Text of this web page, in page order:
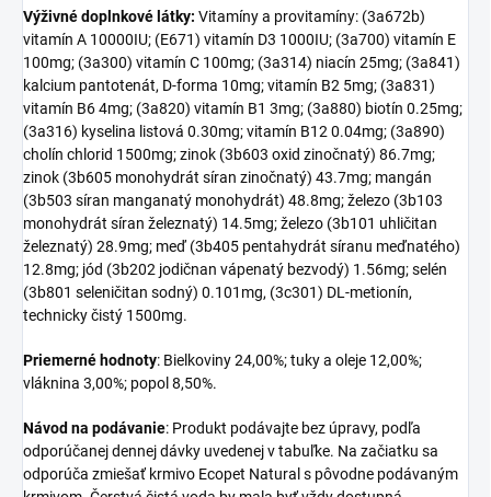
Výživné doplnkové látky: Vitamíny a provitamíny: (3a672b)
vitamín A 10000IU; (E671) vitamín D3 1000IU; (3a700) vitamín E
100mg; (3a300) vitamín C 100mg; (3a314) niacín 25mg; (3a841)
kalcium pantotenát, D-forma 10mg; vitamín B2 5mg; (3a831)
vitamín B6 4mg; (3a820) vitamín B1 3mg; (3a880) biotín 0.25mg;
(3a316) kyselina listová 0.30mg; vitamín B12 0.04mg; (3a890)
cholín chlorid 1500mg; zinok (3b603 oxid zinočnatý) 86.7mg;
zinok (3b605 monohydrát síran zinočnatý) 43.7mg; mangán
(3b503 síran manganatý monohydrát) 48.8mg; železo (3b103
monohydrát síran železnatý) 14.5mg; železo (3b101 uhličitan
železnatý) 28.9mg; meď (3b405 pentahydrát síranu meďnatého)
12.8mg; jód (3b202 jodičnan vápenatý bezvodý) 1.56mg; selén
(3b801 seleničitan sodný) 0.101mg, (3c301) DL-metionín,
technicky čistý 1500mg.
Priemerné hodnoty: Bielkoviny 24,00%; tuky a oleje 12,00%;
vláknina 3,00%; popol 8,50%.
Návod na podávanie: Produkt podávajte bez úpravy, podľa
odporúčanej dennej dávky uvedenej v tabuľke. Na začiatku sa
odporúča zmiešať krmivo Ecopet Natural s pôvodne podávaným